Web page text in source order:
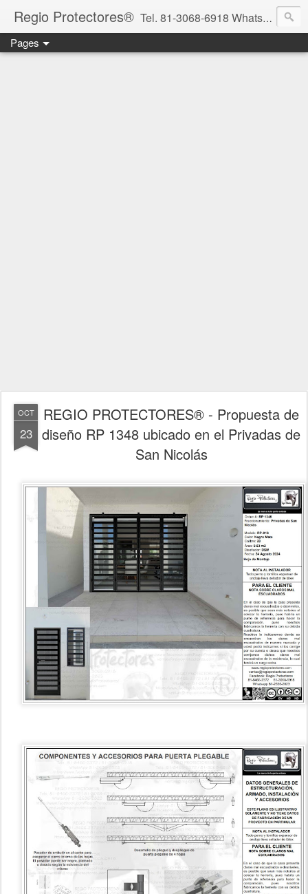
Regio Protectores® Tel. 81-3068-6918 WhatsApp 81-2636-2823 / 33-1145-3780 cotizacionregioprotectores@gmail.com / regioprotectores@gmail.com https://www.facebook.com/RegioProtectores/
Pages
OCT
23
REGIO PROTECTORES® - Propuesta de
diseño RP 1348 ubicado en el Privadas de
San Nicolás